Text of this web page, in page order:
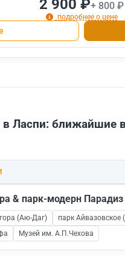
2 900 ₽+ 800 ₽
подробнее о цене
в Ласпи: ближайшие
& парк-модерн Парадиз
(Аю-Даг) парк Айвазовское
Музей им. А.П.Чехова